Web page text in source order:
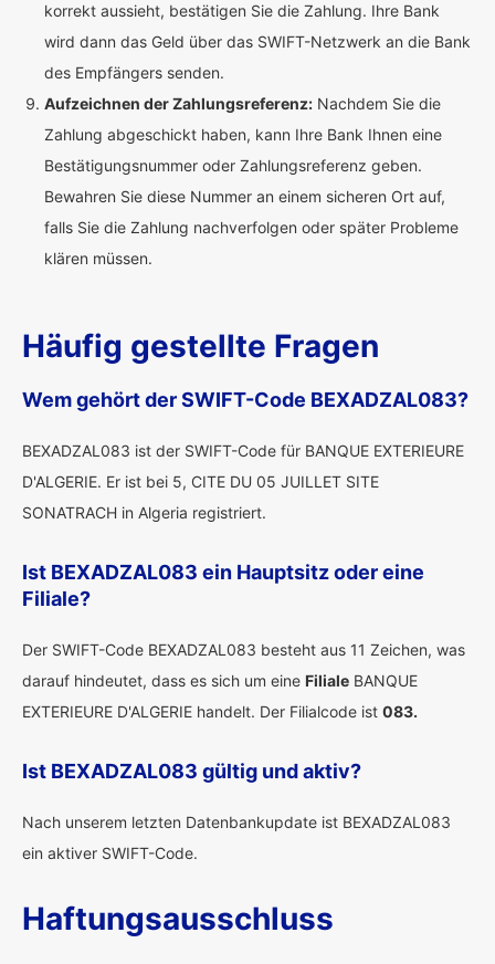
korrekt aussieht, bestätigen Sie die Zahlung. Ihre Bank
wird dann das Geld über das SWIFT-Netzwerk an die Bank
des Empfängers senden.
Aufzeichnen der Zahlungsreferenz: Nachdem Sie die
Zahlung abgeschickt haben, kann Ihre Bank Ihnen eine
Bestätigungsnummer oder Zahlungsreferenz geben.
Bewahren Sie diese Nummer an einem sicheren Ort auf,
falls Sie die Zahlung nachverfolgen oder später Probleme
klären müssen.
Häufig gestellte Fragen
Wem gehört der SWIFT-Code BEXADZAL083?
BEXADZAL083 ist der SWIFT-Code für BANQUE EXTERIEURE
D'ALGERIE. Er ist bei 5, CITE DU 05 JUILLET SITE
SONATRACH in Algeria registriert.
Ist BEXADZAL083 ein Hauptsitz oder eine
Filiale?
Der SWIFT-Code BEXADZAL083 besteht aus 11 Zeichen, was
darauf hindeutet, dass es sich um eine Filiale BANQUE
EXTERIEURE D'ALGERIE handelt. Der Filialcode ist 083.
Ist BEXADZAL083 gültig und aktiv?
Nach unserem letzten Datenbankupdate ist BEXADZAL083
ein aktiver SWIFT-Code.
Haftungsausschluss